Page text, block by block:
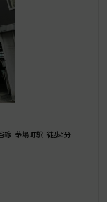
線 茅場町駅 徒歩6分